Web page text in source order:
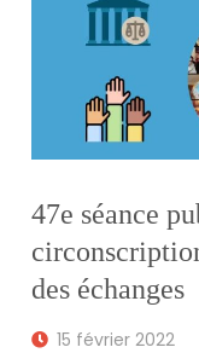
47e séance
des échanges
15 février 2022